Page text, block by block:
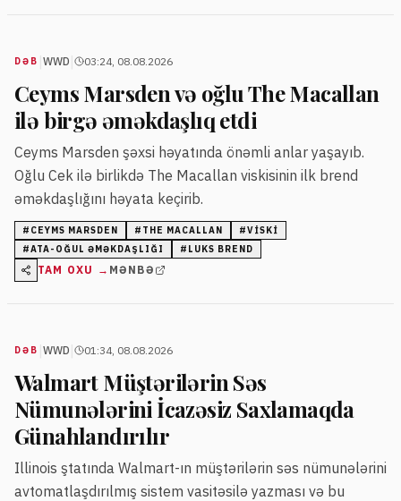
DƏB WWD 03:24, 08.08.2026
Ceyms Marsden və oğlu The Macallan
ilə birgə əməkdaşlıq etdi
Ceyms Marsden şəxsi həyatında önəmli anlar yaşayıb.
Oğlu Cek ilə birlikdə The Macallan viskisinin ilk brend
əməkdaşlığını həyata keçirib.
# CEYMS MARSDEN # THE MACALLAN #VISKI
#ATA-OĞUL ƏMƏKDAŞLIĞI # LUKS BREND
TAM OXU → MƏNBƏ
DƏB WWD 01:34, 08.08.2026
Walmart Müştərilərin Səs
Nümunələrini İcazəsiz Saxlamaqda
Günahlandırılır
Illinois ştatında Walmart-ın müştərilərin səs nümunələrini
avtomatlaşdırılmış sistem vasitəsilə yazması və bu